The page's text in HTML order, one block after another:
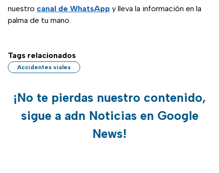
nuestro canal de WhatsApp y lleva la información en la
palma de tu mano.
Tags relacionados
Accidentes viales
¡No te pierdas nuestro contenido,
sigue a adn Noticias en Google
News!